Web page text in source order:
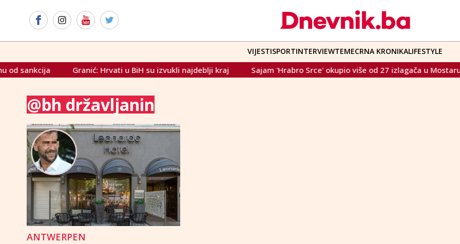
VIJESTISPORTINTERVIEWTEMECRNA KRONIKALIFESTYLE
sankcija Granić: Hrvati u BiH su izvukli najdeblji kraj Sajam 'Hrabro Srce' okupio više od 27 izlagača u Mostaru
@bh državljanin
ANTWERPEN